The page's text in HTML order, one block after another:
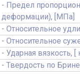
- Предел
деформации), [МПа]
- Относительное
- Относительное
- Ударная вязкость,
- Твердость по